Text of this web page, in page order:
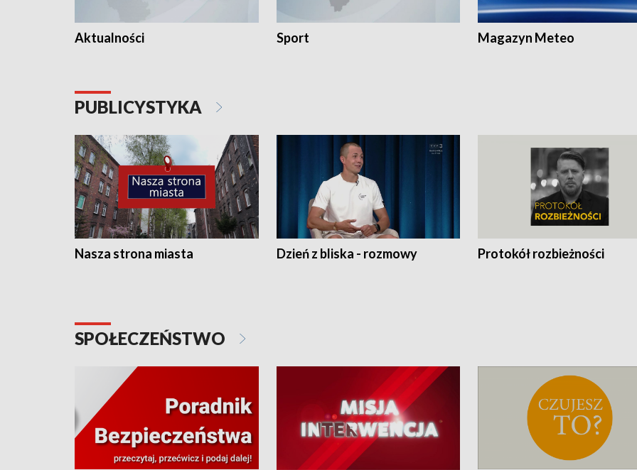
Aktualności Sport Magazyn Meteo
PUBLICYSTYKA
Nasza strona miasta Dzień z bliska - rozmowy Protokół rozbieżności
SPOŁECZEŃSTWO